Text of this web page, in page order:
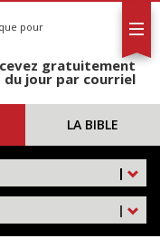
pour
gratuitement
du jour par courriel
LA BIBLE
|
|